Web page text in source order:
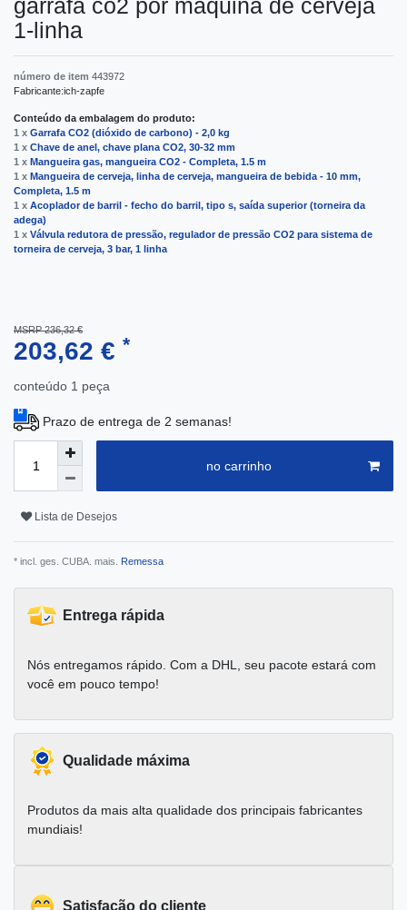
garrafa co2 por maquina de cerveja
1-linha
número de item 443972
Fabricante:ich-zapfe
Conteúdo da embalagem do produto:
1 x Garrafa CO2 (dióxido de carbono) - 2,0 kg
1 x Сhave de anel, chave plana CO2, 30-32 mm
1 x Mangueira gas, mangueira CO2 - Completa, 1.5 m
1 x Mangueira de cerveja, linha de cerveja, mangueira de bebida - 10 mm,
Completa, 1.5 m
1 x Acoplador de barril - fecho do barril, tipo s, saída superior (torneira da
adega)
1 x Válvula redutora de pressão, regulador de pressão CO2 para sistema de
torneira de cerveja, 3 bar, 1 linha
MSRP 236,32 €
203,62 € *
conteúdo 1 peça
Prazo de entrega de 2 semanas!
no carrinho
Lista de Desejos
* incl. ges. CUBA. mais. Remessa
Entrega rápida
Nós entregamos rápido. Com a DHL, seu pacote estará com
você em pouco tempo!
Qualidade máxima
Produtos da mais alta qualidade dos principais fabricantes
mundiais!
Satisfação do cliente